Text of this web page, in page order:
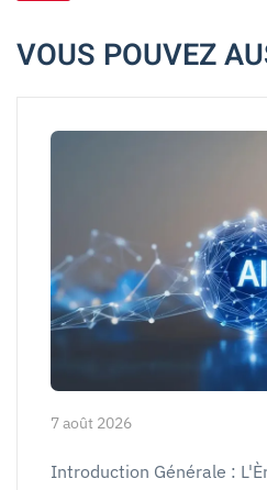
VOUS POUVEZ
7 août 2026
Introduction Générale :